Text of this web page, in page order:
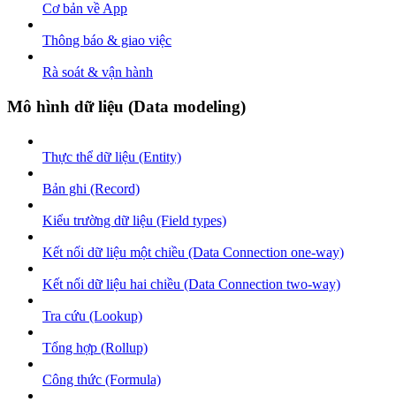
Cơ bản về App
Thông báo & giao việc
Rà soát & vận hành
Mô hình dữ liệu (Data modeling)
Thực thể dữ liệu (Entity)
Bản ghi (Record)
Kiểu trường dữ liệu (Field types)
Kết nối dữ liệu một chiều (Data Connection one-way)
Kết nối dữ liệu hai chiều (Data Connection two-way)
Tra cứu (Lookup)
Tổng hợp (Rollup)
Công thức (Formula)